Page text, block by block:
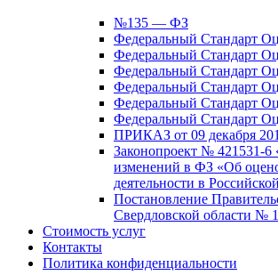
№135 — ФЗ
Федеральный Стандарт
Федеральный Стандарт
Федеральный Стандарт
Федеральный Стандарт
Федеральный Стандарт
Федеральный Стандарт
ПРИКАЗ от 09 декабря
Законопроект № 421531-6
изменений в ФЗ «Об
деятельности в
Постановление
Свердловской области №
Стоимость услуг
Контакты
Политика конфиденциальности